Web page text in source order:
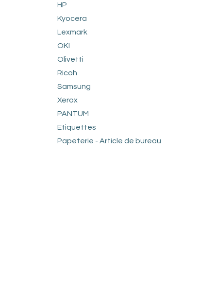
HP
Kyocera
Lexmark
OKI
Olivetti
Ricoh
Samsung
Xerox
PANTUM
Etiquettes
Papeterie - Article de bureau